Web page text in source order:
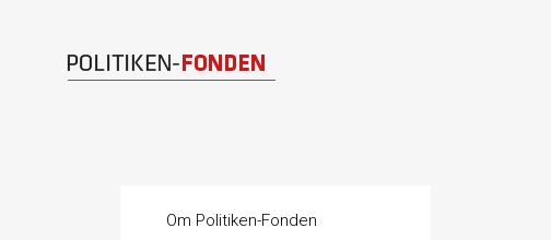
Om Politiken-Fonden